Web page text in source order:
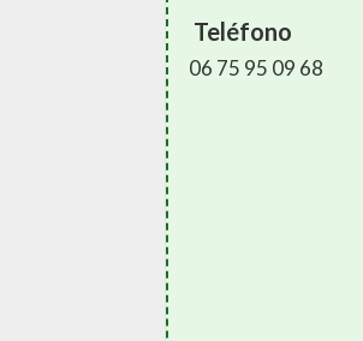
Teléfono
06 75 95 09 68